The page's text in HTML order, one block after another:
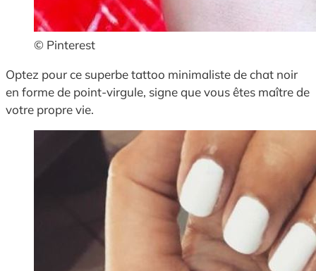
© Pinterest
Optez pour ce superbe tattoo minimaliste de chat noir
en forme de point-virgule, signe que vous êtes maître de
votre propre vie.